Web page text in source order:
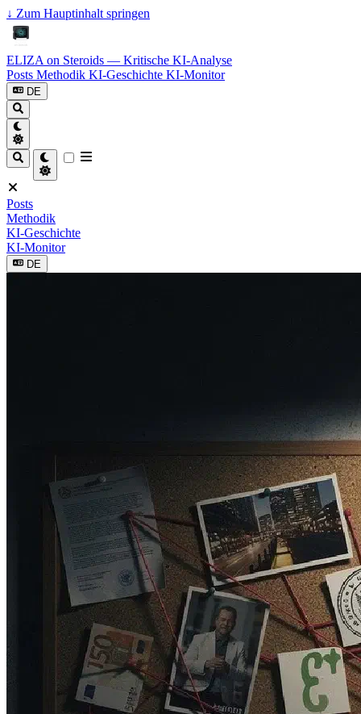
↓ Zum Hauptinhalt springen
ELIZA on Steroids — Kritische KI-Analyse
Posts Methodik KI-Geschichte KI-Monitor
DE
Posts
Methodik
KI-Geschichte
KI-Monitor
DE